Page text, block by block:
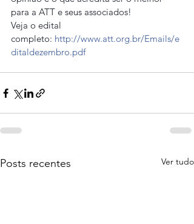
para a ATT e seus associados!
Veja o edital
completo: http://www.att.org.br/Emails/e
ditaldezembro.pdf
Posts recentes Ver tudo